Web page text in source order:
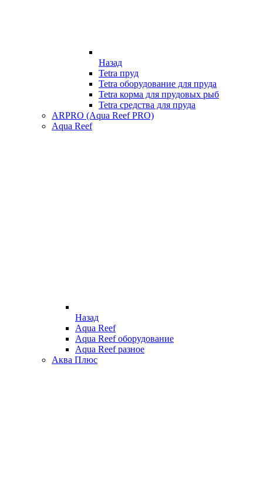
Назад
Tetra пруд
Tetra оборудование для пруда
Tetra корма для прудовых рыб
Tetra средства для пруда
ARPRO (Aqua Reef PRO)
Aqua Reef
Назад
Aqua Reef
Aqua Reef оборудование
Aqua Reef разное
Аква Плюс